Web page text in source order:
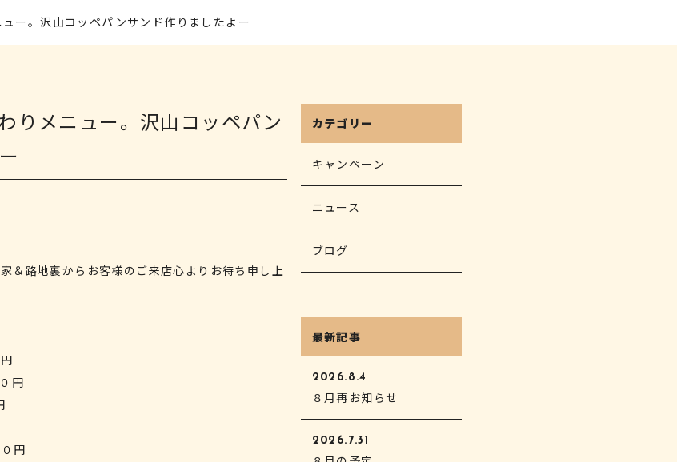
ー。沢山コッペパンサンド作りましたよー
りメニュー。沢山コッペパン
＆路地裏からお客様のご来店心よりお待ち申し上
円
円
カテゴリー
キャンペーン
ニュース
ブログ
最新記事
2026.8.4
８月再お知らせ
2026.7.31